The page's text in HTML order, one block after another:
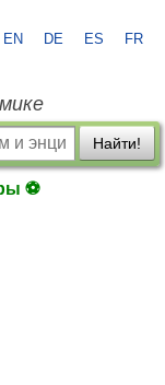
EN DE ES FR
Найти!
⚽